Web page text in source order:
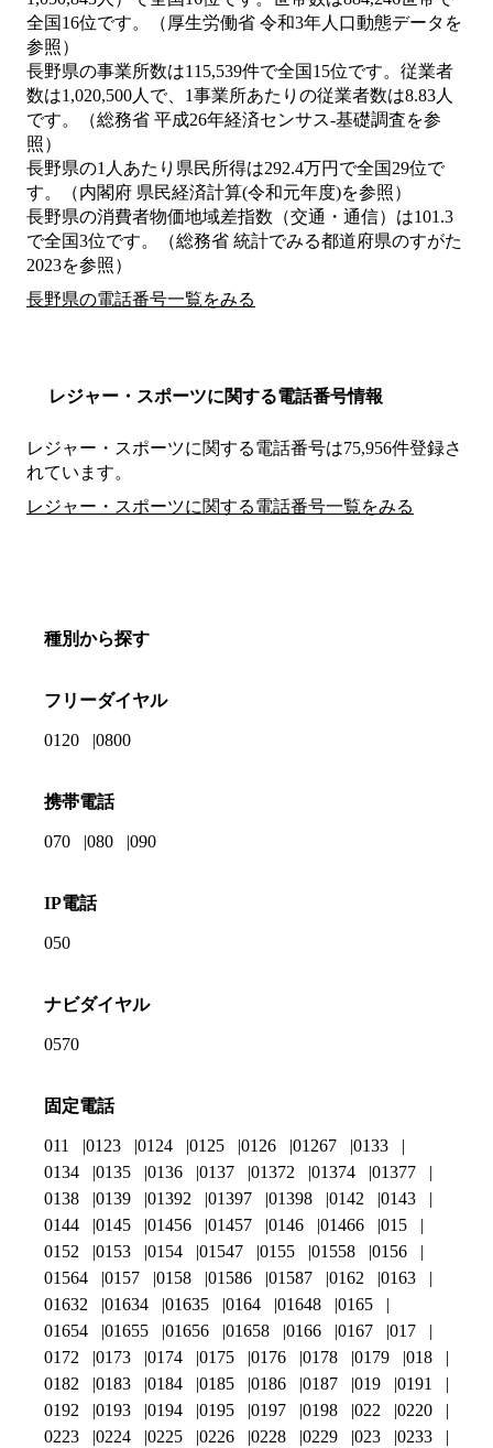
全国16位です。（厚生労働省 令和3年人口動態データを
参照）
長野県の事業所数は115,539件で全国15位です。従業者
数は1,020,500人で、1事業所あたりの従業者数は8.83人
です。（総務省 平成26年経済センサス‐基礎調査を参
照）
長野県の1人あたり県民所得は292.4万円で全国29位で
す。（内閣府 県民経済計算(令和元年度)を参照）
長野県の消費者物価地域差指数（交通・通信）は101.3
で全国3位です。（総務省 統計でみる都道府県のすがた
2023を参照）
長野県の電話番号一覧をみる
レジャー・スポーツに関する電話番号情報
レジャー・スポーツに関する電話番号は75,956件登録さ
れています。
レジャー・スポーツに関する電話番号一覧をみる
種別から探す
フリーダイヤル
0120 0800
携帯電話
070 080 090
IP電話
050
ナビダイヤル
0570
固定電話
011 0123 0124 0125 0126 01267
0133
0134
0135 0136 0137 01372 01374
01377
0138
0139 01392 01397 01398 0142
0143
0144
0145 01456 01457 0146 01466
015
0152
0153 0154 01547 0155 01558
0156
01564
0157 0158 01586 01587 0162
0163
01632
01634 01635 0164 01648
0165
01654
01655 01656 01658 0166 0167
017
0172
0173 0174 0175 0176 0178 0179
018
0182
0183 0184 0185 0186 0187 019
0191
0192
0193 0194 0195 0197 0198 022
0220
0223
0224 0225 0226 0228 0229 023 0233